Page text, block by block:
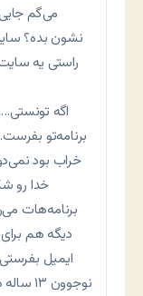
می‌گم
نشون بده؟
راستی یه
اگه
برنامه‌تو
خراب بود
خدا رو
برنامه‌هات
دیگه هم
ایمیل